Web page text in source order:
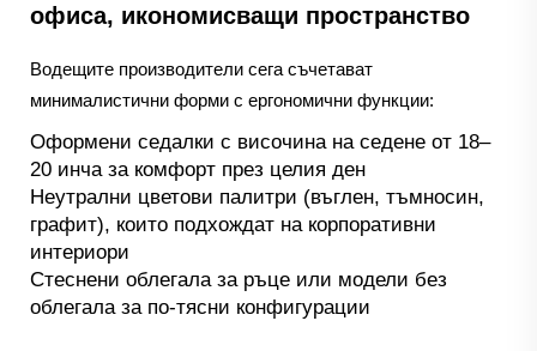
офиса, икономисващи пространство
Водещите производители сега съчетават
минималистични форми с ергономични функции:
Оформени седалки с височина на седене от 18–
20 инча за комфорт през целия ден
Неутрални цветови палитри (въглен, тъмносин,
графит), които подхождат на корпоративни
интериори
Стеснени облегала за ръце или модели без
облегала за по-тясни конфигурации